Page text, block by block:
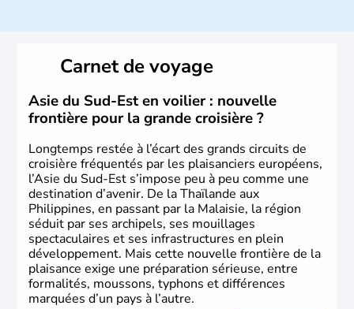
constituent son territoire. C'est l'un des « tigres » de la
région, passant en quelques années de « pays en voie de
développement » à « pays développé », riche de ses 27
millions d'habitants. La religion dominante est l'Islam.
Carnet de voyage
Asie du Sud-Est en voilier : nouvelle
frontière pour la grande croisière ?
Longtemps restée à l’écart des grands circuits de
croisière fréquentés par les plaisanciers européens,
l’Asie du Sud-Est s’impose peu à peu comme une
destination d’avenir. De la Thaïlande aux
Philippines, en passant par la Malaisie, la région
séduit par ses archipels, ses mouillages
spectaculaires et ses infrastructures en plein
développement. Mais cette nouvelle frontière de la
plaisance exige une préparation sérieuse, entre
formalités, moussons, typhons et différences
marquées d’un pays à l’autre.